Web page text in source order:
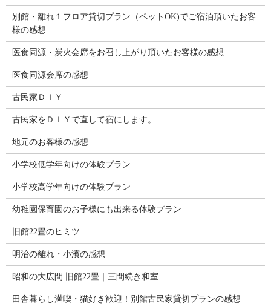
別館・離れ１フロア貸切プラン（ペットOK)でご宿泊頂いたお客
様の感想
医食同源・炭火会席をお召し上がり頂いたお客様の感想
医食同源会席の感想
古民家ＤＩＹ
古民家をＤＩＹで直して宿にします。
地元のお客様の感想
小学校低学年向けの体験プラン
小学校高学年向けの体験プラン
幼稚園保育園のお子様にも出来る体験プラン
旧館22畳のヒミツ
明治の離れ・小濱の感想
昭和の大広間 旧館22畳｜三間続き和室
田舎暮らし満喫・猫好き歓迎！別館古民家貸切プランの感想